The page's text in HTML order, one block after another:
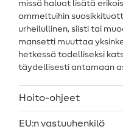
missä haluat lisätä
ommeltuihin
urheilullinen, siisti tai
mansetti muuttaa
hetkessä todelliseksi
täydellisesti antamaan
Hoito-ohjeet
EU:n vastuuhenkilö